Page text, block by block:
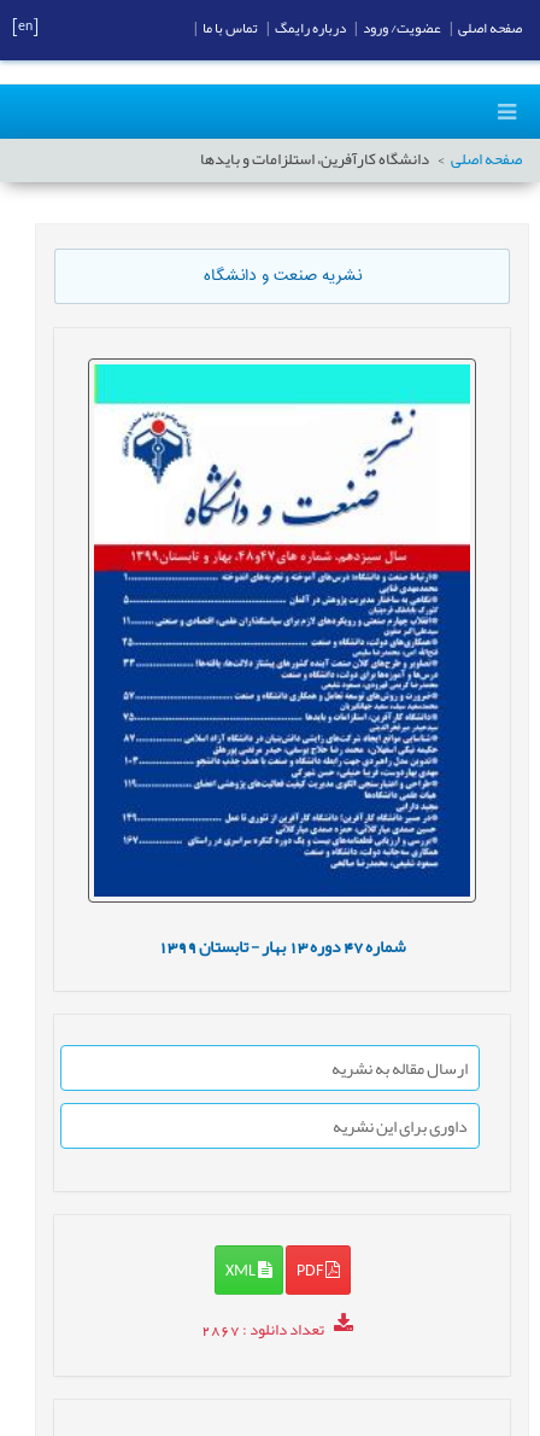
صفحه اصلی دانشگاه کارآفرین، استلزامات و بایدها
نشریه صنعت و دانشگاه
شماره47 دوره13 بهار - تابستان1399
ارسال مقاله به نشریه
داوری برای این نشریه
PDF
XML
تعداد دانلود: 2867
صفحه اصلی عضویت/ ورود درباره رایمگ تماس با ما